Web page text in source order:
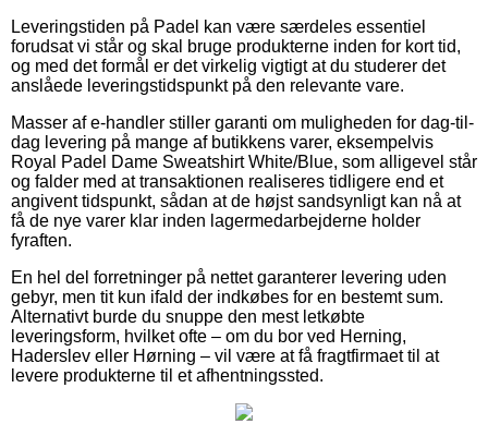
Leveringstiden på Padel kan være særdeles essentiel
forudsat vi står og skal bruge produkterne inden for kort tid,
og med det formål er det virkelig vigtigt at du studerer det
anslåede leveringstidspunkt på den relevante vare.
Masser af e-handler stiller garanti om muligheden for dag-til-
dag levering på mange af butikkens varer, eksempelvis
Royal Padel Dame Sweatshirt White/Blue, som alligevel står
og falder med at transaktionen realiseres tidligere end et
angivent tidspunkt, sådan at de højst sandsynligt kan nå at
få de nye varer klar inden lagermedarbejderne holder
fyraften.
En hel del forretninger på nettet garanterer levering uden
gebyr, men tit kun ifald der indkøbes for en bestemt sum.
Alternativt burde du snuppe den mest letkøbte
leveringsform, hvilket ofte – om du bor ved Herning,
Haderslev eller Hørning – vil være at få fragtfirmaet til at
levere produkterne til et afhentningssted.